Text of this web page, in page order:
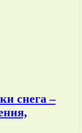
снега –